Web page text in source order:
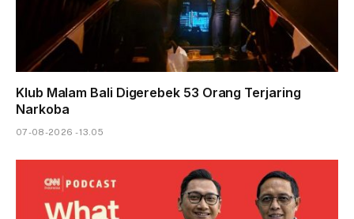
Klub Malam Bali Digerebek 53 Orang Terjaring
Narkoba
07-08-2026 - 13.05